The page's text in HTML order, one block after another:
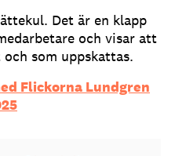
Det är en klapp
och visar att
som uppskattas.
Flickorna Lundgren